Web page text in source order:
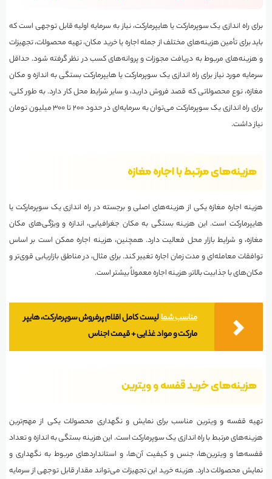
برای راه اندازی یک سوپرمارکت یا هایپرمارکت، نیاز به سرمایه اولیه قابل توجهی است که
باید برای تأمین هزینه‌های مختلف از جمله اجاره یا خرید مکان، تهیه محصولات، تجهیزات
و هزینه‌های مربوط به دریافت مجوزات و پروانه‌های کسب در نظر گرفته شود. حداقل
سرمایه مورد نیاز برای راه اندازی یک سوپرمارکت یا هایپرمارکت بستگی به اندازه و مکان
مغازه، نوع محصولاتی که قصد فروش دارید، و سایر شرایط محل کار دارد. به طور کلی،
برای راه اندازی یک سوپرمارکت می‌توان به سرمایه‌ای در حدود ۲۰۰ تا ۳۰۰ میلیون تومان
نیاز داشت.
هزینه‌های مرتبط با اجاره مغازه
هزینه اجاره مغازه یکی از هزینه‌های اصلی و برجسته در راه اندازی یک سوپرمارکت یا
هایپرمارکت است. این هزینه بستگی به مکان جغرافیایی، اندازه و ویژگی‌های مکان
مغازه، و شرایط بازار محل فعالیت دارد. همچنین، هزینه اجاره ممکن است بر اساس
توافقات معامله‌ای و مدت زمان اجاره تغییر کند. برای مثال، در مناطق بازاریابی قوی‌تر و
مکان‌های با جذابیت بالاتر، هزینه اجاره معمولاً بیشتر است.
مناسب شمالیست کامل اقلام پرفروش سوپرمارکت، هایپر
مارکت و مواد غذایی + قیمت اجناس
هزینه‌های خرید قفسه و ویترین
تهیه قفسه و ویترین مناسب برای نمایش و نگهداری محصولات یکی از مهم‌ترین
هزینه‌های مرتبط با راه اندازی یک سوپرمارکت است. این هزینه بستگی به اندازه و تعداد
قفسه‌ها و ویترین‌ها، جنس و کیفیت آن‌ها، و استانداردهای مربوط به نگهداری و
نمایش محصولات دارد. هزینه خرید این تجهیزات می‌تواند مقدار قابل توجهی از سرمایه